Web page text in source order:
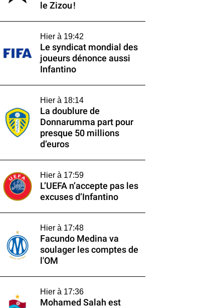
le Zizou !
Hier à 19:42
Le syndicat mondial des
joueurs dénonce aussi
Infantino
Hier à 18:14
La doublure de
Donnarumma part pour
presque 50 millions
d’euros
Hier à 17:59
L’UEFA n’accepte pas les
excuses d’Infantino
Hier à 17:48
Facundo Medina va
soulager les comptes de
l'OM
Hier à 17:36
Mohamed Salah est